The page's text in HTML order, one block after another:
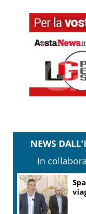
NEWS
In